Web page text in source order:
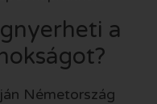
a
Németország